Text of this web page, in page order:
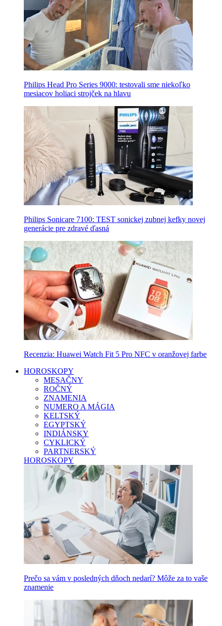
Philips Head Pro Series 9000: testovali sme niekoľko
mesiacov holiaci strojček na hlavu
Philips Sonicare 7100: TEST sonickej zubnej kefky novej
generácie pre zdravé ďasná
Recenzia: Huawei Watch Fit 5 Pro NFC v oranžovej farbe
HOROSKOPY
MESAČNY
ROČNÝ
ZNAMENIA
NUMERO A MÁGIA
KELTSKÝ
EGYPTSKÝ
INDIÁNSKY
CYKLICKÝ
PARTNERSKÝ
HOROSKOPY
Prečo sa vám v posledných dňoch nedarí? Môže za to vaše
znamenie